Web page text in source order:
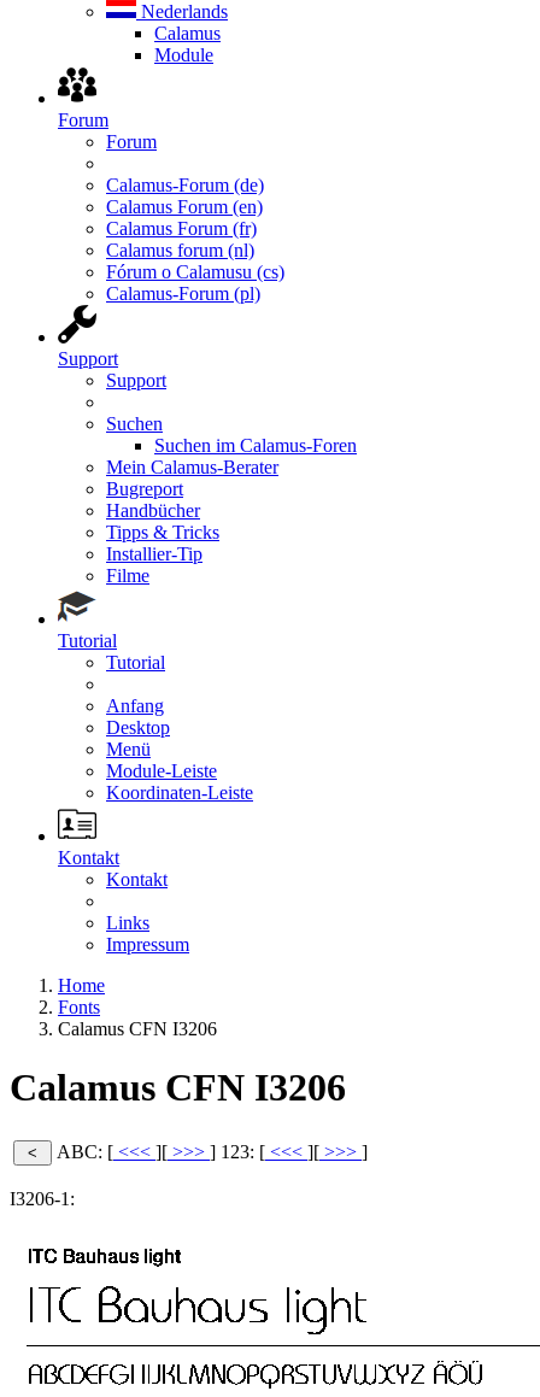
Nederlands
Calamus
Module
Forum
Forum
Calamus-Forum (de)
Calamus Forum (en)
Calamus Forum (fr)
Calamus forum (nl)
Fórum o Calamusu (cs)
Calamus-Forum (pl)
Support
Support
Suchen
Suchen im Calamus-Foren
Mein Calamus-Berater
Bugreport
Handbücher
Tipps & Tricks
Installier-Tip
Filme
Tutorial
Tutorial
Anfang
Desktop
Menü
Module-Leiste
Koordinaten-Leiste
Kontakt
Kontakt
Links
Impressum
Home
Fonts
Calamus CFN I3206
Calamus CFN I3206
ABC: [ <<< ][ >>> ] 123: [ <<< ][ >>> ]
I3206-1: